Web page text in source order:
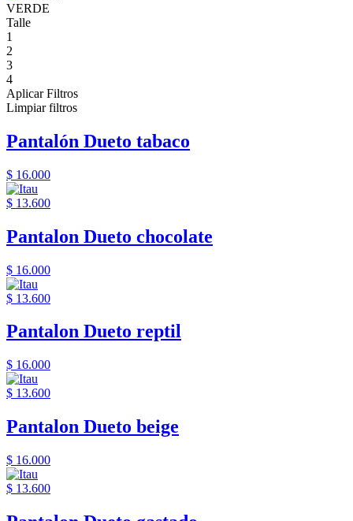
VERDE
Talle
1
2
3
4
Aplicar Filtros
Limpiar filtros
Pantalón Dueto tabaco
$ 16.000
$ 13.600
Pantalon Dueto chocolate
$ 16.000
$ 13.600
Pantalon Dueto reptil
$ 16.000
$ 13.600
Pantalon Dueto beige
$ 16.000
$ 13.600